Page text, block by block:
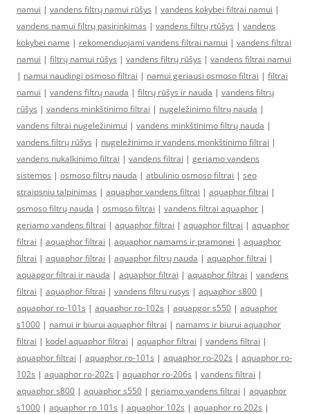
namui | vandens filtrų namui rūšys | vandens kokybei filtrai namui |
vandens namui filtrų pasirinkimas | vandens filtrų rtūšys | vandens
kokybei name | rekomenduojami vandens filtrai namui | vandens filtrai
namui | filtrų namui rūšys | vandens filtrų rūšys | vandens filtrai namui
| namui naudingi osmoso filtrai | namui geriausi osmoso filtrai | filtrai
namui | vandens filtrų nauda | filtrų rūšys ir nauda | vandens filtrų
rūšys | vandens minkštinimo filtrai | nugeležinimo filtrų nauda |
vandens filtrai nugeležinimui | vandens minkštinimo filtrų nauda |
vandens filtrų rūšys | nugeležinimo ir vandens monkštinimo filtrai |
vandens nukalkinimo filtrai | vandens filtrai | geriamo vandens
sistemos | osmoso filtrų nauda | atbulinio osmoso filtrai | seo
straipsniu talpinimas | aquaphor vandens filtrai | aquaphor filtrai |
osmoso filtrų nauda | osmoso filtrai | vandens filtrai aquaphor |
geriamo vandens filtrai | aquaphor filtrai | aquaphor filtrai | aquaphor
filtrai | aquaphor filtrai | aquaphor namams ir pramonei | aquaphor
filtrai | aquaphor filtrai | aquaphor filtrų nauda | aquaphor filtrai |
aquapgor filtrai ir nauda | aquaphor filtrai | aquaphor filtrai | vandens
filtrai | aquaphor filtrai | vandens filtru rusys | aquaphor s800 |
aquaphor ro-101s | aquaphor ro-102s | aquapgor s550 | aquaphor
s1000 | namui ir biurui aquaphor filtrai | namams ir biurui aquaphor
filtrai | kodel aquaphor filtrai | aquaphor filtrai | vandens filtrai |
aquaphor filtrai | aquaphor ro-101s | aquaphor ro-202s | aquaphor ro-
102s | aquaphor ro-202s | aquaphor ro-206s | vandens filtrai |
aquaphor s800 | aquaphor s550 | geriamo vandens filtrai | aquaphor
s1000 | aquaphor ro 101s | aquaphor 102s | aquaphor ro 202s |